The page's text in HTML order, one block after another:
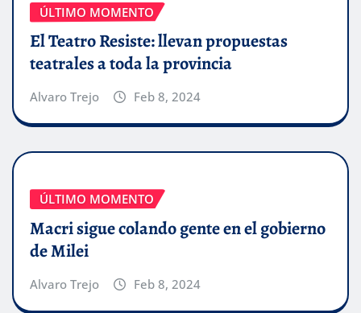
ÚLTIMO MOMENTO
El Teatro Resiste: llevan propuestas
teatrales a toda la provincia
Alvaro Trejo Feb 8, 2024
ÚLTIMO MOMENTO
Macri sigue colando gente en el gobierno
de Milei
Alvaro Trejo Feb 8, 2024